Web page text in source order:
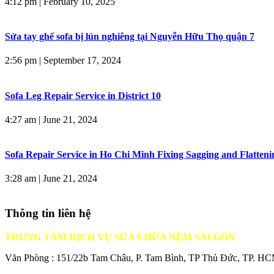
Sửa tay ghế sofa bị lún nghiêng tại Nguyễn Hữu Thọ quận 7
2:56 pm | September 17, 2024
Sofa Leg Repair Service in District 10
4:27 am | June 21, 2024
Sofa Repair Service in Ho Chi Minh Fixing Sagging and
3:28 am | June 21, 2024
Thông tin liên hệ
TRUNG TÂM DỊCH VỤ SỬA CHỮA NỆM SÀI GÒN
Văn Phòng : 151/22b Tam Châu, P. Tam Bình, TP Thủ Đức, TP.